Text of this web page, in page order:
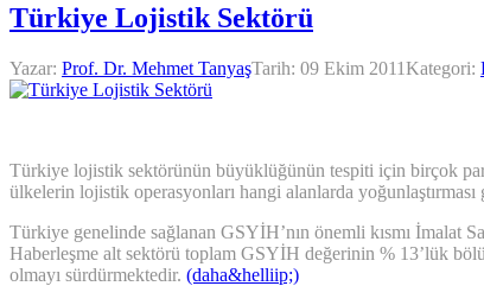
Türkiye Lojistik Sektörü
Yazar: Prof. Dr. Mehmet TanyaşTarih: 09 Ekim 2011Kategori:
Türkiye lojistik sektörünün büyüklüğünün tespiti için birçok
ülkelerin lojistik operasyonları hangi alanlarda
Türkiye genelinde sağlanan GSYİH’nın önemli kısmı İmalat
Haberleşme alt sektörü toplam GSYİH değerinin % 13’lük
olmayı sürdürmektedir. (daha&helliip;)